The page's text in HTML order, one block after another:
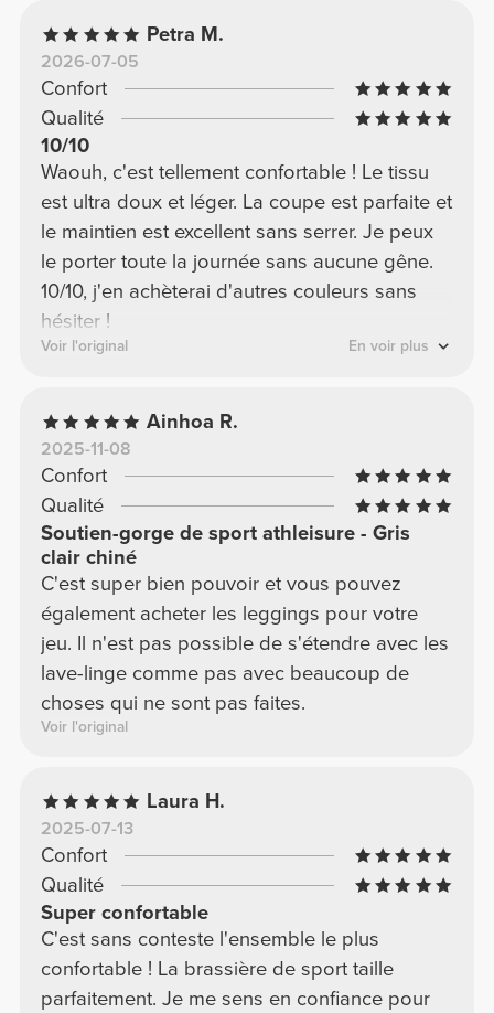
Petra M.
2026-07-05
Confort
Qualité
10/10
Waouh, c'est tellement confortable ! Le tissu
est ultra doux et léger. La coupe est parfaite et
le maintien est excellent sans serrer. Je peux
le porter toute la journée sans aucune gêne.
10/10, j'en achèterai d'autres couleurs sans
hésiter !
Voir l'original En voir plus
Ainhoa R.
2025-11-08
Confort
Qualité
Soutien-gorge de sport athleisure - Gris
clair chiné
C'est super bien pouvoir et vous pouvez
également acheter les leggings pour votre
jeu. Il n'est pas possible de s'étendre avec les
lave-linge comme pas avec beaucoup de
choses qui ne sont pas faites.
Voir l'original
Laura H.
2025-07-13
Confort
Qualité
Super confortable
C'est sans conteste l'ensemble le plus
confortable ! La brassière de sport taille
parfaitement. Je me sens en confiance pour